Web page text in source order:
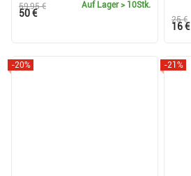
Auf Lager> 10Stk.
59,95 €
50 €
25 €
16 €
-20% -21%